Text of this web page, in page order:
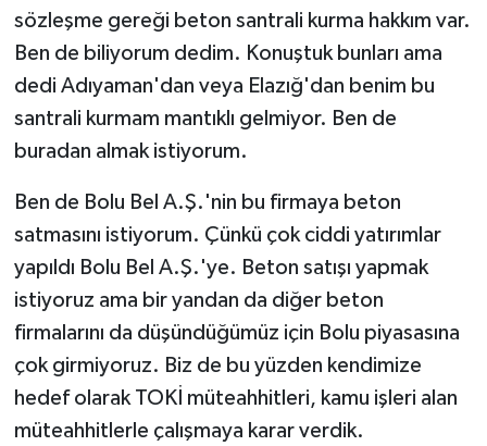
sözleşme gereği beton santrali kurma hakkım var.
Ben de biliyorum dedim. Konuştuk bunları ama
dedi Adıyaman'dan veya Elazığ'dan benim bu
santrali kurmam mantıklı gelmiyor. Ben de
buradan almak istiyorum.
Ben de Bolu Bel A.Ş.'nin bu firmaya beton
satmasını istiyorum. Çünkü çok ciddi yatırımlar
yapıldı Bolu Bel A.Ş.'ye. Beton satışı yapmak
istiyoruz ama bir yandan da diğer beton
firmalarını da düşündüğümüz için Bolu piyasasına
çok girmiyoruz. Biz de bu yüzden kendimize
hedef olarak TOKİ müteahhitleri, kamu işleri alan
müteahhitlerle çalışmaya karar verdik.